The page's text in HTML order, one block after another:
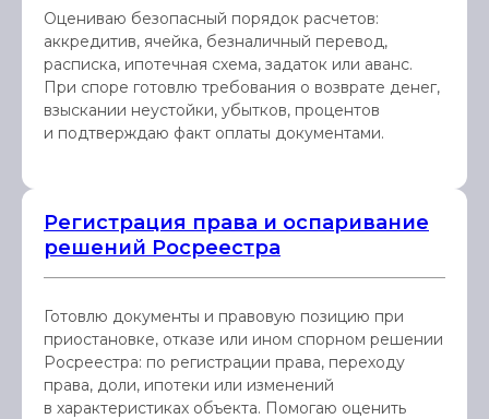
Оцениваю безопасный порядок расчетов:
аккредитив, ячейка, безналичный перевод,
расписка, ипотечная схема, задаток или аванс.
При споре готовлю требования о возврате денег,
взыскании неустойки, убытков, процентов
и подтверждаю факт оплаты документами.
Регистрация права и оспаривание
решений Росреестра
Готовлю документы и правовую позицию при
приостановке, отказе или ином спорном решении
Росреестра: по регистрации права, переходу
права, доли, ипотеки или изменений
в характеристиках объекта. Помогаю оценить